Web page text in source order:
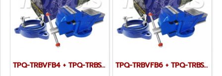
TPQ-TRBVFB4 + TPQ-TRBSWV4 ชุดปากกาจับชิ้นงาน 100 มม. (4") พร้อมฐานหมุน TPQ-TRBVFB6 + TPQ-TRBSWV6 ชุดปากกาจับชิ้นงาน 150 มม. (6") พร้อมฐานหมุน